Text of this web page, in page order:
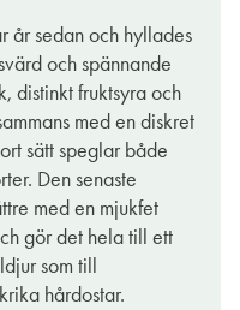
år sedan och hyllades
och spännande
distinkt fruktsyra och
med en diskret
sätt speglar både
Den senaste
med en mjukfet
gör det hela till ett
som till
hårdostar.